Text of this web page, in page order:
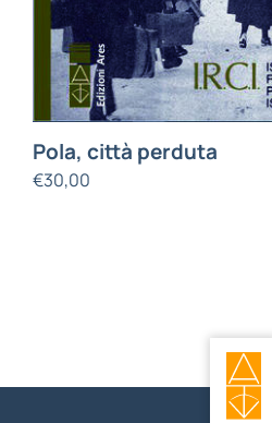
Pola, città perduta
€30,00